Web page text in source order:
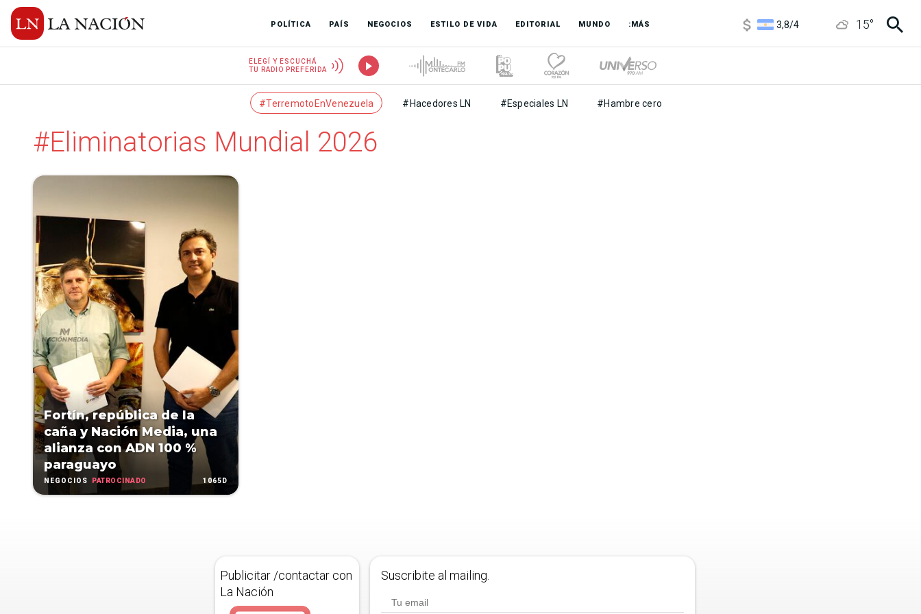
POLÍTICA PAÍS NEGOCIOS ESTILO DE VIDA EDITORIAL MUNDO :MÁS
3,8/4
15°
ELEGÍ Y ESCUCHÁ
TU RADIO PREFERIDA
#TerremotoEnVenezuela #Hacedores LN #Especiales LN #Hambre cero
#Eliminatorias Mundial 2026
Fortín, república de la
caña y Nación Media, una
alianza con ADN 100 %
paraguayo
NEGOCIOS PATROCINADO 1065D
Publicitar /contactar con
La Nación
Suscribite al mailing.